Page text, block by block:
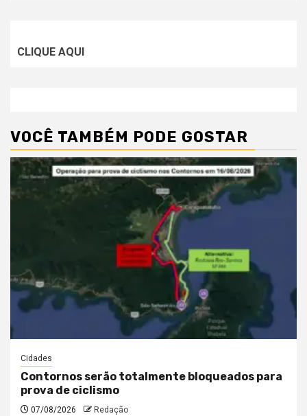
CLIQUE AQUI
VOCÊ TAMBÉM PODE GOSTAR
Cidades
Contornos serão totalmente bloqueados para
prova de ciclismo
07/08/2026 Redação